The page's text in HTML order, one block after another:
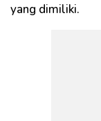
yang dimiliki.